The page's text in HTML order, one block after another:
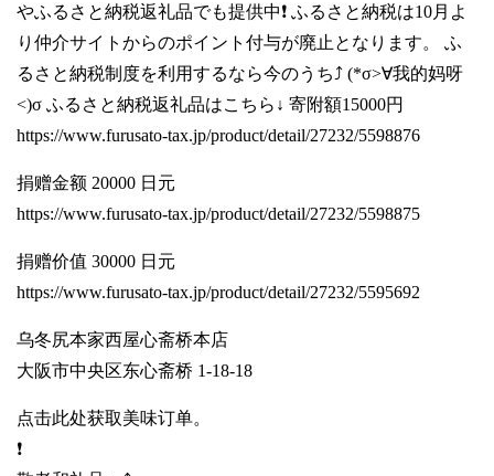
やふるさと納税返礼品でも提供中❗️ ふるさと納税は10月よ
り仲介サイトからのポイント付与が廃止となります。 ふ
るさと納税制度を利用するなら今のうち⤴️ (*σ>∀我的妈呀
<)σ ふるさと納税返礼品はこちら↓ 寄附額15000円
https://www.furusato-tax.jp/product/detail/27232/5598876
捐赠金额 20000 日元
https://www.furusato-tax.jp/product/detail/27232/5598875
捐赠价值 30000 日元
https://www.furusato-tax.jp/product/detail/27232/5595692
乌冬尻本家西屋心斋桥本店
大阪市中央区东心斋桥 1-18-18
点击此处获取美味订单。
❗️